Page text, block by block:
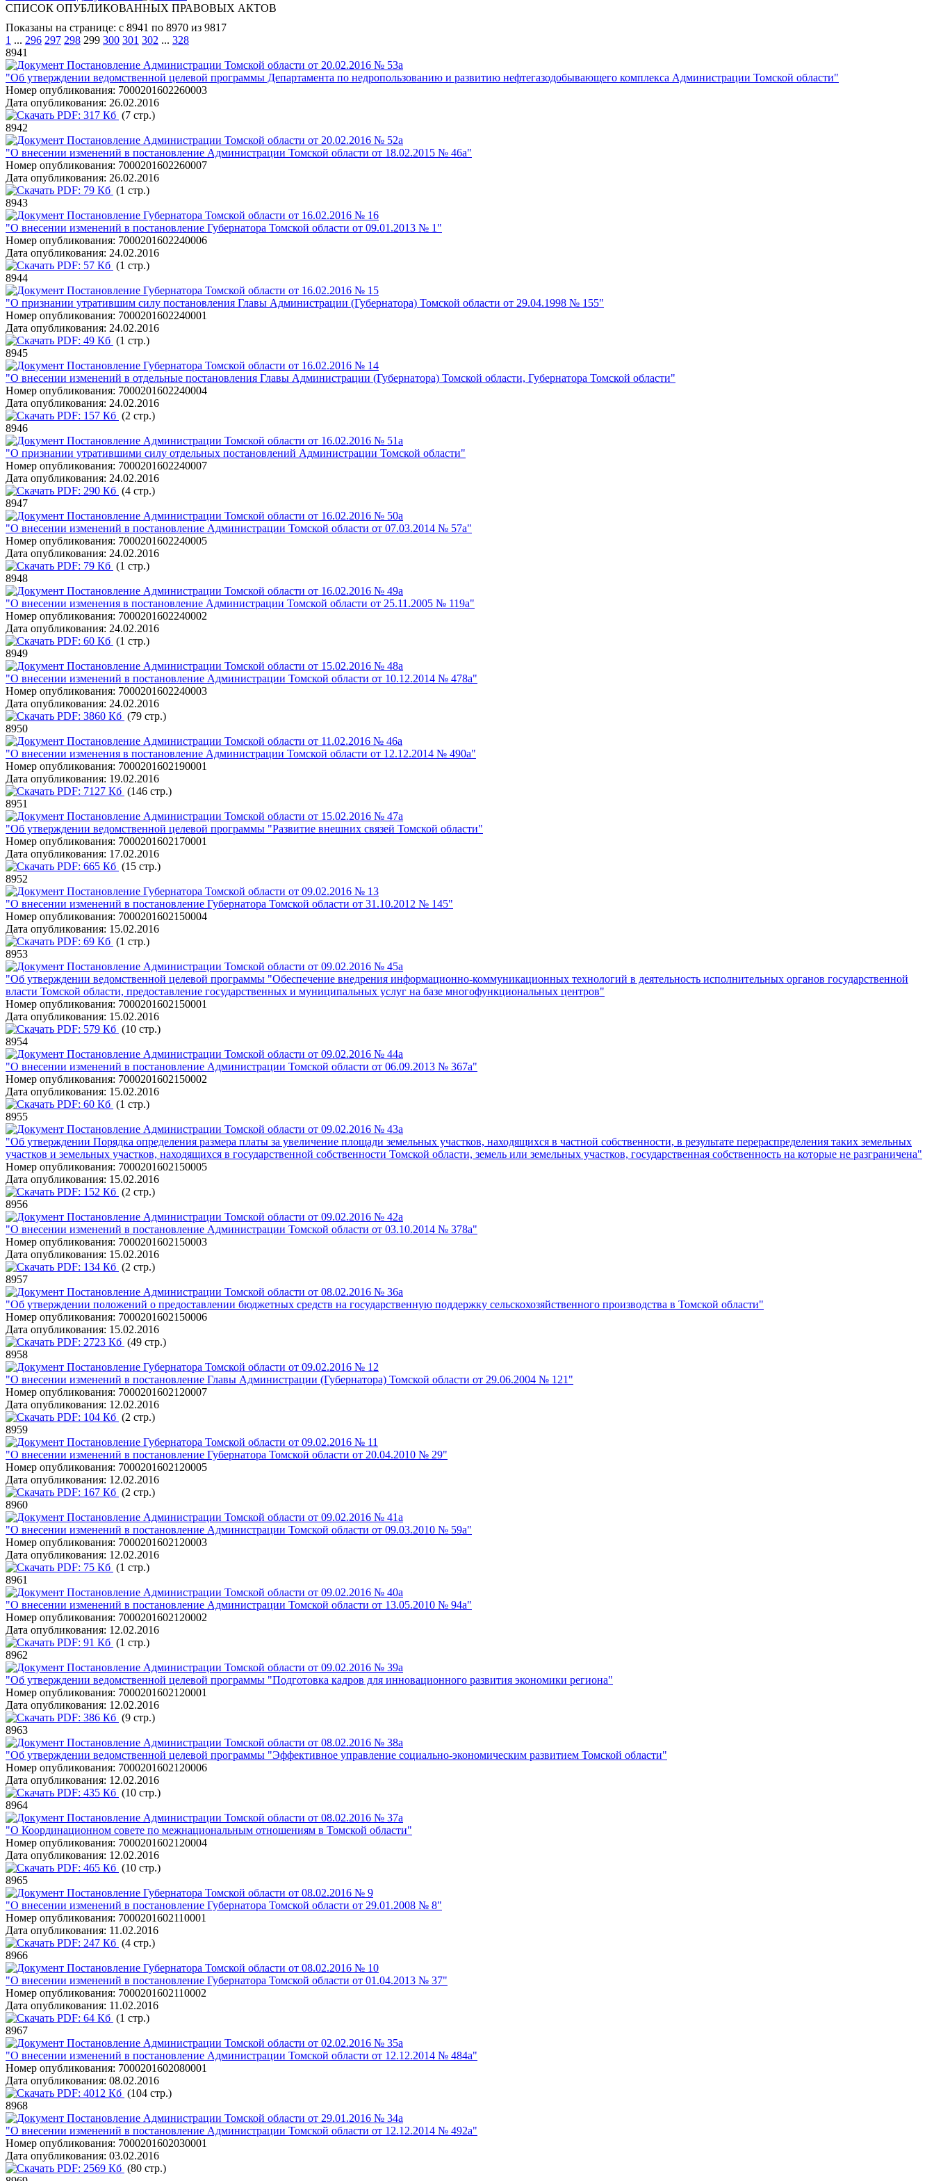
СПИСОК ОПУБЛИКОВАННЫХ ПРАВОВЫХ АКТОВ
Показаны на странице: с 8941 по 8970 из 9817
1 ... 296 297 298 299 300 301 302 ... 328
8941
Постановление Администрации Томской области от 20.02.2016 № 53а
"Об утверждении ведомственной целевой программы Департамента по недропользованию и развитию нефтегазодобывающего комплекса Администрации Томской области"
Номер опубликования: 7000201602260003
Дата опубликования: 26.02.2016
PDF: 317 Кб (7 стр.)
8942
Постановление Администрации Томской области от 20.02.2016 № 52а
"О внесении изменений в постановление Администрации Томской области от 18.02.2015 № 46а"
Номер опубликования: 7000201602260007
Дата опубликования: 26.02.2016
PDF: 79 Кб (1 стр.)
8943
Постановление Губернатора Томской области от 16.02.2016 № 16
"О внесении изменений в постановление Губернатора Томской области от 09.01.2013 № 1"
Номер опубликования: 7000201602240006
Дата опубликования: 24.02.2016
PDF: 57 Кб (1 стр.)
8944
Постановление Губернатора Томской области от 16.02.2016 № 15
"О признании утратившим силу постановления Главы Администрации (Губернатора) Томской области от 29.04.1998 № 155"
Номер опубликования: 7000201602240001
Дата опубликования: 24.02.2016
PDF: 49 Кб (1 стр.)
8945
Постановление Губернатора Томской области от 16.02.2016 № 14
"О внесении изменений в отдельные постановления Главы Администрации (Губернатора) Томской области, Губернатора Томской области"
Номер опубликования: 7000201602240004
Дата опубликования: 24.02.2016
PDF: 157 Кб (2 стр.)
8946
Постановление Администрации Томской области от 16.02.2016 № 51а
"О признании утратившими силу отдельных постановлений Администрации Томской области"
Номер опубликования: 7000201602240007
Дата опубликования: 24.02.2016
PDF: 290 Кб (4 стр.)
8947
Постановление Администрации Томской области от 16.02.2016 № 50а
"О внесении изменений в постановление Администрации Томской области от 07.03.2014 № 57а"
Номер опубликования: 7000201602240005
Дата опубликования: 24.02.2016
PDF: 79 Кб (1 стр.)
8948
Постановление Администрации Томской области от 16.02.2016 № 49а
"О внесении изменения в постановление Администрации Томской области от 25.11.2005 № 119а"
Номер опубликования: 7000201602240002
Дата опубликования: 24.02.2016
PDF: 60 Кб (1 стр.)
8949
Постановление Администрации Томской области от 15.02.2016 № 48а
"О внесении изменений в постановление Администрации Томской области от 10.12.2014 № 478а"
Номер опубликования: 7000201602240003
Дата опубликования: 24.02.2016
PDF: 3860 Кб (79 стр.)
8950
Постановление Администрации Томской области от 11.02.2016 № 46а
"О внесении изменения в постановление Администрации Томской области от 12.12.2014 № 490а"
Номер опубликования: 7000201602190001
Дата опубликования: 19.02.2016
PDF: 7127 Кб (146 стр.)
8951
Постановление Администрации Томской области от 15.02.2016 № 47а
"Об утверждении ведомственной целевой программы "Развитие внешних связей Томской области"
Номер опубликования: 7000201602170001
Дата опубликования: 17.02.2016
PDF: 665 Кб (15 стр.)
8952
Постановление Губернатора Томской области от 09.02.2016 № 13
"О внесении изменений в постановление Губернатора Томской области от 31.10.2012 № 145"
Номер опубликования: 7000201602150004
Дата опубликования: 15.02.2016
PDF: 69 Кб (1 стр.)
8953
Постановление Администрации Томской области от 09.02.2016 № 45а
"Об утверждении ведомственной целевой программы "Обеспечение внедрения информационно-коммуникационных технологий в деятельность исполнительных органов государственной
власти Томской области, предоставление государственных и муниципальных услуг на базе многофункциональных центров"
Номер опубликования: 7000201602150001
Дата опубликования: 15.02.2016
PDF: 579 Кб (10 стр.)
8954
Постановление Администрации Томской области от 09.02.2016 № 44а
"О внесении изменений в постановление Администрации Томской области от 06.09.2013 № 367а"
Номер опубликования: 7000201602150002
Дата опубликования: 15.02.2016
PDF: 60 Кб (1 стр.)
8955
Постановление Администрации Томской области от 09.02.2016 № 43а
"Об утверждении Порядка определения размера платы за увеличение площади земельных участков, находящихся в частной собственности, в результате перераспределения таких земельных
участков и земельных участков, находящихся в государственной собственности Томской области, земель или земельных участков, государственная собственность на которые не разграничена"
Номер опубликования: 7000201602150005
Дата опубликования: 15.02.2016
PDF: 152 Кб (2 стр.)
8956
Постановление Администрации Томской области от 09.02.2016 № 42а
"О внесении изменений в постановление Администрации Томской области от 03.10.2014 № 378а"
Номер опубликования: 7000201602150003
Дата опубликования: 15.02.2016
PDF: 134 Кб (2 стр.)
8957
Постановление Администрации Томской области от 08.02.2016 № 36а
"Об утверждении положений о предоставлении бюджетных средств на государственную поддержку сельскохозяйственного производства в Томской области"
Номер опубликования: 7000201602150006
Дата опубликования: 15.02.2016
PDF: 2723 Кб (49 стр.)
8958
Постановление Губернатора Томской области от 09.02.2016 № 12
"О внесении изменений в постановление Главы Администрации (Губернатора) Томской области от 29.06.2004 № 121"
Номер опубликования: 7000201602120007
Дата опубликования: 12.02.2016
PDF: 104 Кб (2 стр.)
8959
Постановление Губернатора Томской области от 09.02.2016 № 11
"О внесении изменений в постановление Губернатора Томской области от 20.04.2010 № 29"
Номер опубликования: 7000201602120005
Дата опубликования: 12.02.2016
PDF: 167 Кб (2 стр.)
8960
Постановление Администрации Томской области от 09.02.2016 № 41а
"О внесении изменений в постановление Администрации Томской области от 09.03.2010 № 59а"
Номер опубликования: 7000201602120003
Дата опубликования: 12.02.2016
PDF: 75 Кб (1 стр.)
8961
Постановление Администрации Томской области от 09.02.2016 № 40а
"О внесении изменений в постановление Администрации Томской области от 13.05.2010 № 94а"
Номер опубликования: 7000201602120002
Дата опубликования: 12.02.2016
PDF: 91 Кб (1 стр.)
8962
Постановление Администрации Томской области от 09.02.2016 № 39а
"Об утверждении ведомственной целевой программы "Подготовка кадров для инновационного развития экономики региона"
Номер опубликования: 7000201602120001
Дата опубликования: 12.02.2016
PDF: 386 Кб (9 стр.)
8963
Постановление Администрации Томской области от 08.02.2016 № 38а
"Об утверждении ведомственной целевой программы "Эффективное управление социально-экономическим развитием Томской области"
Номер опубликования: 7000201602120006
Дата опубликования: 12.02.2016
PDF: 435 Кб (10 стр.)
8964
Постановление Администрации Томской области от 08.02.2016 № 37а
"О Координационном совете по межнациональным отношениям в Томской области"
Номер опубликования: 7000201602120004
Дата опубликования: 12.02.2016
PDF: 465 Кб (10 стр.)
8965
Постановление Губернатора Томской области от 08.02.2016 № 9
"О внесении изменений в постановление Губернатора Томской области от 29.01.2008 № 8"
Номер опубликования: 7000201602110001
Дата опубликования: 11.02.2016
PDF: 247 Кб (4 стр.)
8966
Постановление Губернатора Томской области от 08.02.2016 № 10
"О внесении изменений в постановление Губернатора Томской области от 01.04.2013 № 37"
Номер опубликования: 7000201602110002
Дата опубликования: 11.02.2016
PDF: 64 Кб (1 стр.)
8967
Постановление Администрации Томской области от 02.02.2016 № 35а
"О внесении изменений в постановление Администрации Томской области от 12.12.2014 № 484а"
Номер опубликования: 7000201602080001
Дата опубликования: 08.02.2016
PDF: 4012 Кб (104 стр.)
8968
Постановление Администрации Томской области от 29.01.2016 № 34а
"О внесении изменений в постановление Администрации Томской области от 12.12.2014 № 492а"
Номер опубликования: 7000201602030001
Дата опубликования: 03.02.2016
PDF: 2569 Кб (80 стр.)